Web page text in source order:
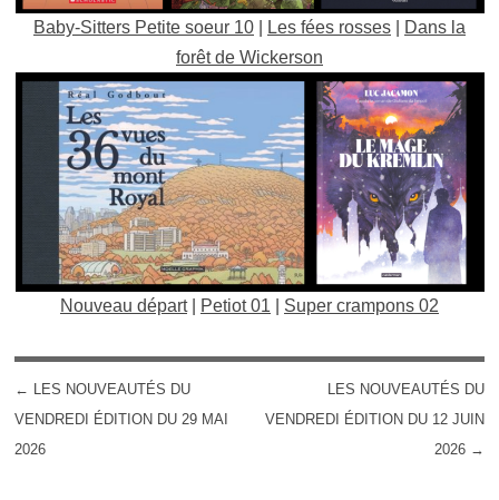
Baby-Sitters Petite soeur 10 Les fées rosses
Dans la
forêt de Wickerson
Nouveau départ| Petiot 01 Super crampons 02
POST NAVIGATION
← LES NOUVEAUTÉS DU
VENDREDI ÉDITION DU 29 MAI
2026
LES NOUVEAUTÉS DU
VENDREDI ÉDITION DU 12 JUIN
2026 →